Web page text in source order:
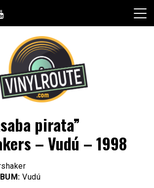
pirata”
– Vudú – 1998
Vudú